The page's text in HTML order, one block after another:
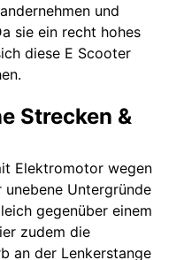
und
sie ein recht hohes
diese E Scooter
Strecken &
Elektromotor wegen
Untergründe
gegenüber einem
zudem die
an der Lenkerstange